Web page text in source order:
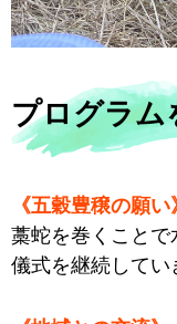
プログラム
《五穀豊穣の願い
藁蛇を巻くこと
儀式を継続してい